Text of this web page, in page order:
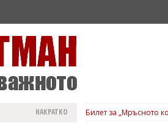
НАКРАТКО Билет за „Мръсното